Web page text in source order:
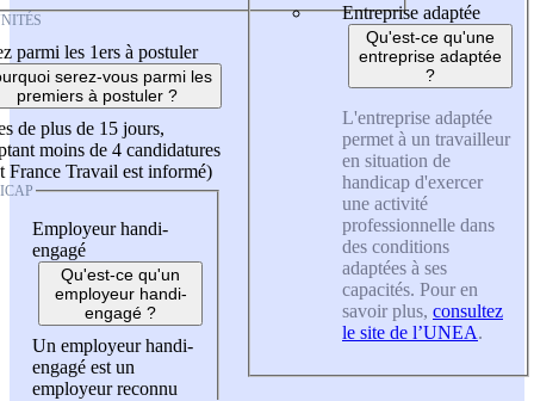
parmi les 1ers à postuler
serez-vous parmi les
premiers à postuler ?
de plus de 15 jours,
moins de 4 candidatures
France Travail est informé)
Employeur handi-
engagé
Qu'est-ce qu'un
employeur handi-
engagé ?
Un employeur handi-
engagé est un
employeur reconnu
Entreprise adaptée
Qu'est-ce qu'une
entreprise adaptée
?
L'entreprise adaptée
permet à un travailleur
en situation de
handicap d'exercer
une activité
professionnelle dans
des conditions
adaptées à ses
capacités. Pour en
savoir plus, consultez
le site de l’UNEA.